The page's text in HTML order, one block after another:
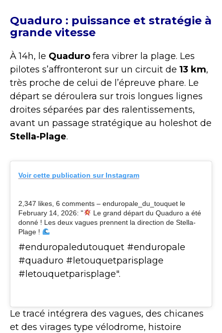
Quaduro : puissance et stratégie à
grande vitesse
À 14h, le Quaduro fera vibrer la plage. Les
pilotes s’affronteront sur un circuit de 13 km,
très proche de celui de l’épreuve phare. Le
départ se déroulera sur trois longues lignes
droites séparées par des ralentissements,
avant un passage stratégique au holeshot de
Stella-Plage.
Voir cette publication sur Instagram
2,347 likes, 6 comments – enduropale_du_touquet le
February 14, 2026: "
Le grand départ du Quaduro a été
donné ! Les deux vagues prennent la direction de Stella-
Plage !
#enduropaledutouquet #enduropale
#quaduro #letouquetparisplage
#letouquetparisplage".
Le tracé intégrera des vagues, des chicanes
et des virages type vélodrome, histoire